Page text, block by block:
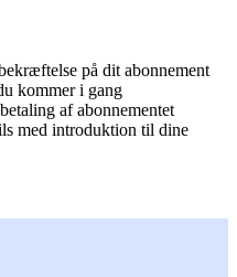
på dit abonnement
kommer i gang
af abonnementet
med introduktion til dine